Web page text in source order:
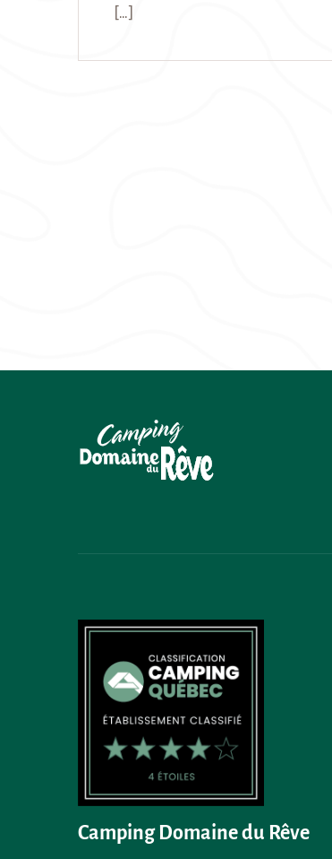
[…]
Camping Domaine du Rêve